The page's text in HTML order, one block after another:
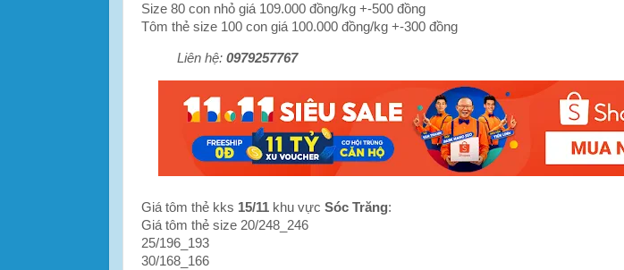
Size 80 con nhỏ giá 109.000 đồng/kg +-500 đồng
Tôm thẻ size 100 con giá 100.000 đồng/kg +-300 đồng
Liên hệ: 0979257767
Giá tôm thẻ kks 15/11 khu vực Sóc Trăng:
Giá tôm thẻ size 20/248_246
25/196_193
30/168_166